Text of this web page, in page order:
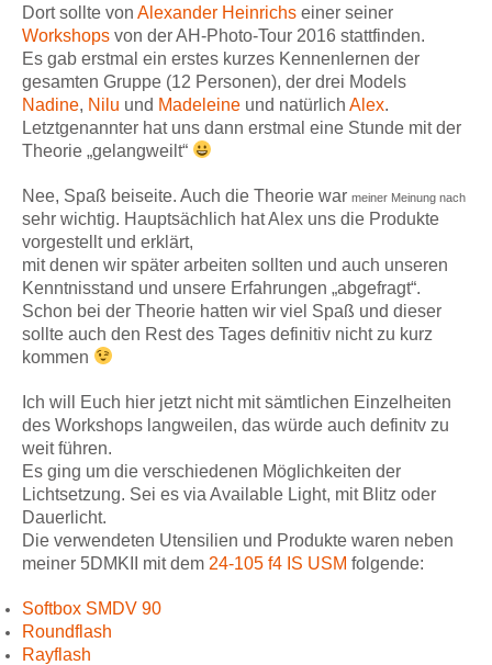
Dort sollte von Alexander Heinrichs einer seiner
Workshops von der AH-Photo-Tour 2016 stattfinden.
Es gab erstmal ein erstes kurzes Kennenlernen der
gesamten Gruppe (12 Personen), der drei Models
Nadine, Nilu und Madeleine und natürlich Alex.
Letztgenannter hat uns dann erstmal eine Stunde mit der
Theorie „gelangweilt“
Nee, Spaß beiseite. Auch die Theorie war meiner Meinung nach
sehr wichtig. Hauptsächlich hat Alex uns die Produkte
vorgestellt und erklärt,
mit denen wir später arbeiten sollten und auch unseren
Kenntnisstand und unsere Erfahrungen „abgefragt“.
Schon bei der Theorie hatten wir viel Spaß und dieser
sollte auch den Rest des Tages definitiv nicht zu kurz
kommen
Ich will Euch hier jetzt nicht mit sämtlichen Einzelheiten
des Workshops langweilen, das würde auch definitv zu
weit führen.
Es ging um die verschiedenen Möglichkeiten der
Lichtsetzung. Sei es via Available Light, mit Blitz oder
Dauerlicht.
Die verwendeten Utensilien und Produkte waren neben
meiner 5DMKII mit dem 24-105 f4 IS USM folgende:
Softbox SMDV 90
Roundflash
Rayflash